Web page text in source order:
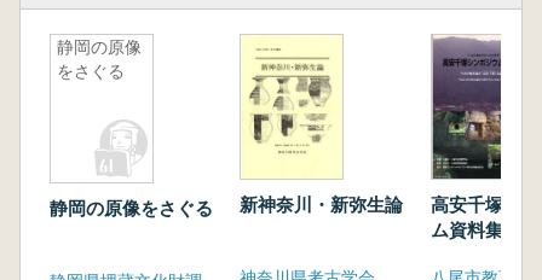
静岡の原像
をさぐる
静岡の原像をさぐる 新神奈川・新弥生論
高安千塚シ
ム資料集 や